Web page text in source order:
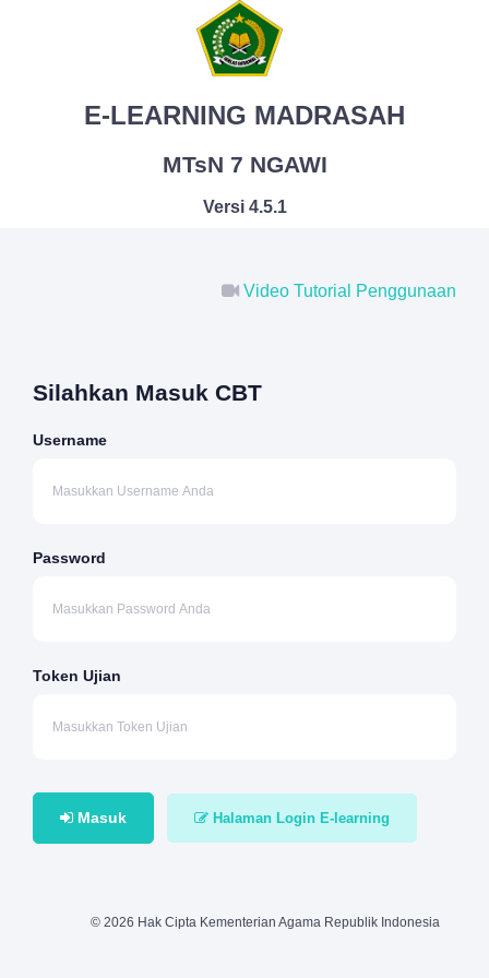
E-LEARNING MADRASAH
MTsN 7 NGAWI
Versi 4.5.1
Video Tutorial Penggunaan
Silahkan Masuk CBT
Username
Password
Token Ujian
Masuk Halaman Login E-learning
© 2026 Hak Cipta Kementerian Agama Republik Indonesia